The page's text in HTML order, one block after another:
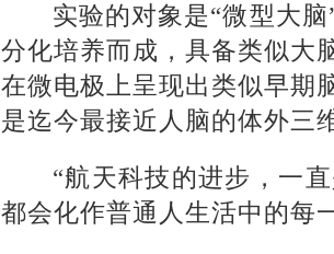
实验的对象是“微型大
分化培养而成，具备类似大
在微电极上呈现出类似早期
是迄今最接近人脑的体外三
“航天科技的进步，一
都会化作普通人生活中的每